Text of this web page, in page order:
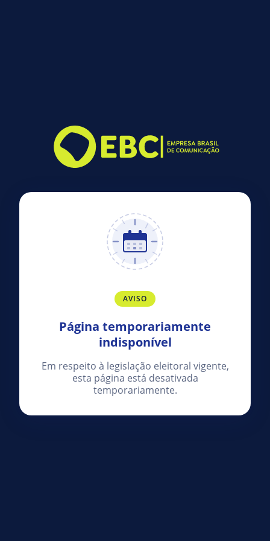
AVISO
Página temporariamente
indisponível
Em respeito à legislação eleitoral vigente,
esta página está desativada
temporariamente.